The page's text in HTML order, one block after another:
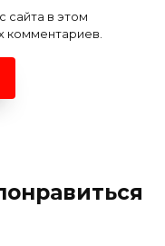
сайта в этом
комментариев.